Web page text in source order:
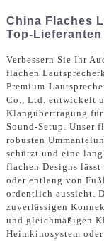
China Flaches
Top-
Verbessern Sie Ihr
flachen
Premium-
Co., Ltd. entwickelt
Klangübertragung
Sound-Setup. Unser
robusten
schützt und eine
flachen Designs
oder entlang von
ordentlich aussieht.
zuverlässigen
und gleichmäßigen
Heimkinosystem